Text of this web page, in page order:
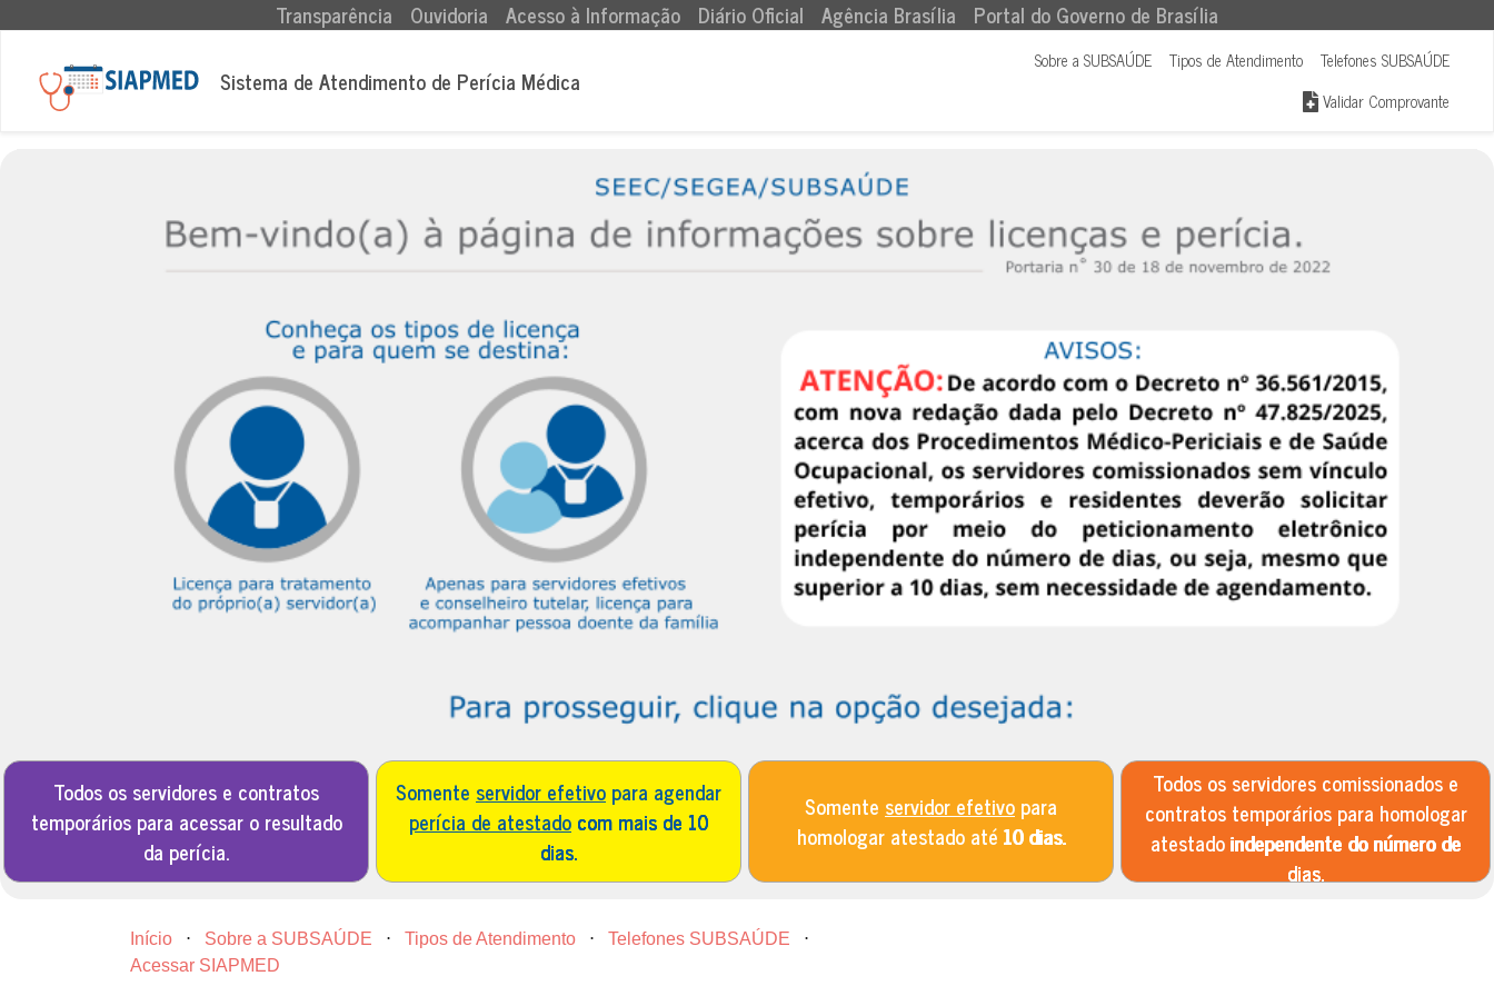
Transparência (current)
Ouvidoria Acesso à Informação Diário Oficial Agência Brasília Portal do Governo de Brasília
Sistema de Atendimento de Perícia Médica
Sobre a SUBSAÚDE Tipos de Atendimento
Telefones SUBSAÚDE
Validar Comprovante
Todos os servidores e contratos
temporários para acessar o resultado
da perícia.
Somente servidor efetivo
para agendar
perícia de atestado com mais de 10
dias.
Somente servidor efetivo para
homologar atestado até 10 dias.
Todos os servidores comissionados e
contratos temporários para homologar
atestadoindependente do número de
dias.
Início ⋅ Sobre a SUBSAÚDE ⋅ Tipos de Atendimento ⋅ Telefones SUBSAÚDE
⋅
Acessar SIAPMED